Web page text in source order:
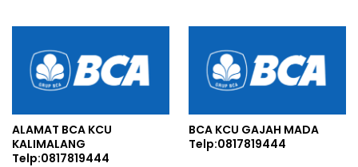
ALAMAT BCA KCU
KALIMALANG
Telp:0817819444
BCA KCU GAJAH MADA
Telp:0817819444